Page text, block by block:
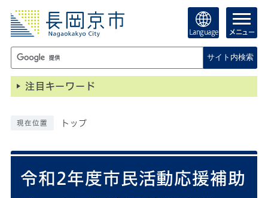
Language メニュー
サイト内検索
注目キーワード
現在位置 トップ
令和2年度市民活動応援補助